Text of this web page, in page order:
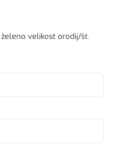
velikost orodij/št.